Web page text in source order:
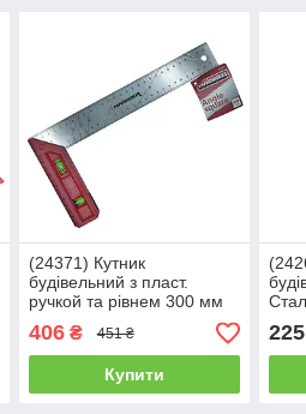
(24371) Кутник
будівельний з пласт.
ручкой та рівнем 300 мм
406₴ 451 ₴
Купити
225